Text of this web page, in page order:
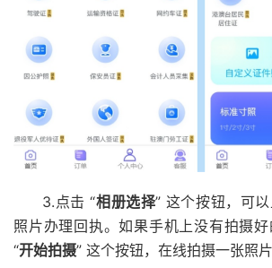
3.点击 “相册选择” 这个按钮，可
照片办理回执。如果手机上没有拍摄
“开始拍摄” 这个按钮，在线拍摄一张照片